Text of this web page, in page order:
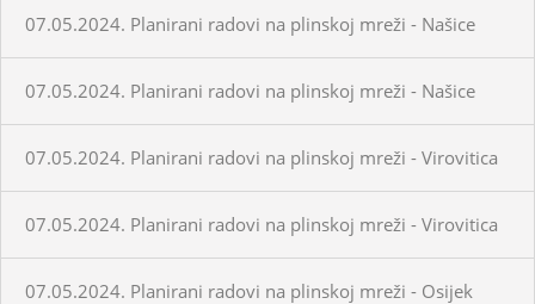
07.05.2024. Planirani radovi na plinskoj mreži - Našice
07.05.2024. Planirani radovi na plinskoj mreži - Našice
07.05.2024. Planirani radovi na plinskoj mreži - Virovitica
07.05.2024. Planirani radovi na plinskoj mreži - Virovitica
07.05.2024. Planirani radovi na plinskoj mreži - Osijek